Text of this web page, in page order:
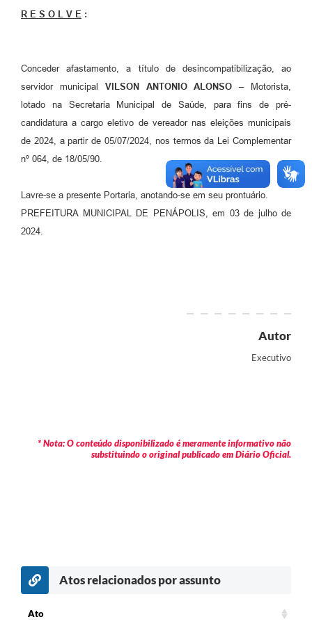
R E S O L V E :
Conceder afastamento, a título de desincompatibilização, ao
servidor municipal VILSON ANTONIO ALONSO – Motorista,
lotado na Secretaria Municipal de Saúde, para fins de pré-
candidatura a cargo eletivo de vereador nas eleições municipais
de 2024, a partir de 05/07/2024, nos termos da Lei Complementar
nº 064, de 18/05/90.
Lavre-se a presente Portaria, anotando-se em seu prontuário.
PREFEITURA MUNICIPAL DE PENÁPOLIS, em 03 de julho de
2024.
Autor
Executivo
* Nota: O conteúdo disponibilizado é meramente informativo não
substituindo o original publicado em Diário Oficial.
Atos relacionados por assunto
Ato